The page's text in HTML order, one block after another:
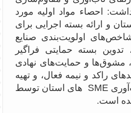
احصاء مواد اولیه مورد
و ارائه بسته اجرایی برای
اولویت‌بندی صنایع
تدوین بسته حمایتی فراگیر
مشوق‌ها و حمایت‌های نهادی
راکد و نیمه‌ فعال، و تهیه
برنامه افزایش تاب‌آوری SME های استان توسط
است.